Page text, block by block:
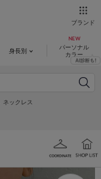
ブランド
身長別
パーソナル
カラー
ネックレス